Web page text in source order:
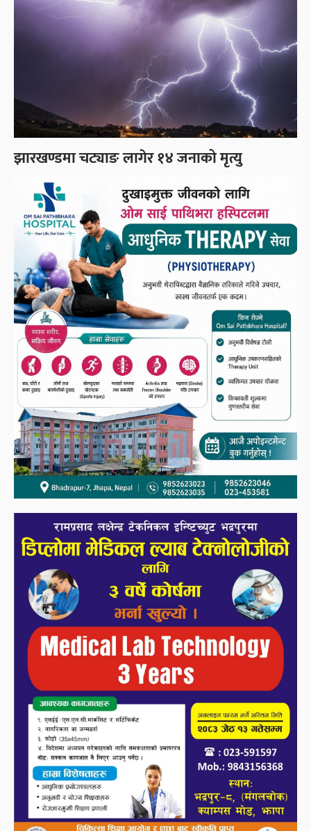
झारखण्डमा चट्याङ लागेर १४ जनाको मृत्यु